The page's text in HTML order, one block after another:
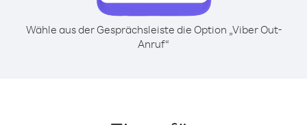
Wähle aus der Gesprächsleiste die Option „Viber Out-
Anruf“